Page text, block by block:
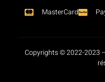
MasterCard
Copyrights © 2022-2023 –